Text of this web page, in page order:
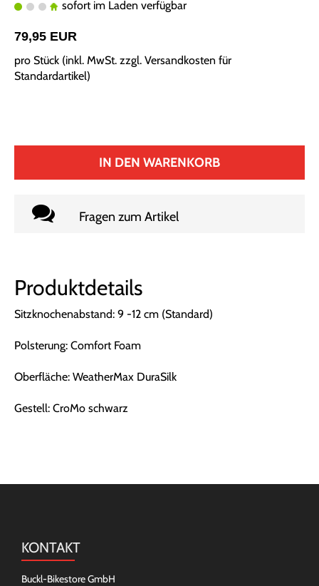
sofort im Laden verfügbar
79,95 EUR
pro Stück (inkl. MwSt. zzgl. Versandkosten für
Standardartikel)
IN DEN WARENKORB
Fragen zum Artikel
Produktdetails
Sitzknochenabstand: 9 -12 cm (Standard)
Polsterung: Comfort Foam
Oberfläche: WeatherMax DuraSilk
Gestell: CroMo schwarz
KONTAKT
Buckl-Bikestore GmbH